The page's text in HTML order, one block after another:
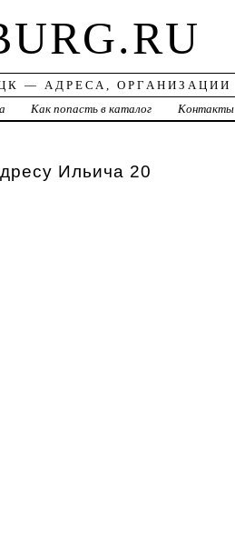
— АДРЕСА, ОРГАНИЗАЦИИ
Как попасть в каталог Контакты
Ильича 20